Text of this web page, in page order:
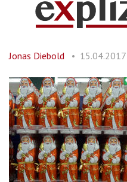
(Accesskey
Navigation
springen
(Accesskey
'3')Zur
Suche
springen
(Accesskey
'2')
Jonas Diebold 15.04.2017